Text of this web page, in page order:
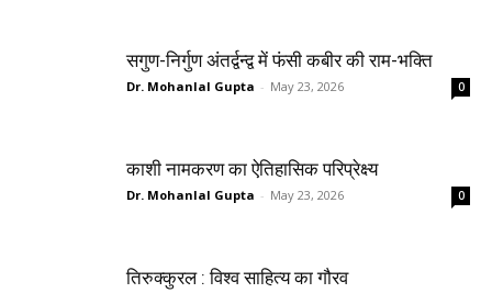
सगुण-निर्गुण अंतर्द्वन्द्व में फंसी कबीर की राम-भक्ति
Dr. Mohanlal Gupta - May 23, 2026 0
काशी नामकरण का ऐतिहासिक परिप्रेक्ष्य
Dr. Mohanlal Gupta - May 23, 2026 0
तिरुक्कुरल : विश्व साहित्य का गौरव